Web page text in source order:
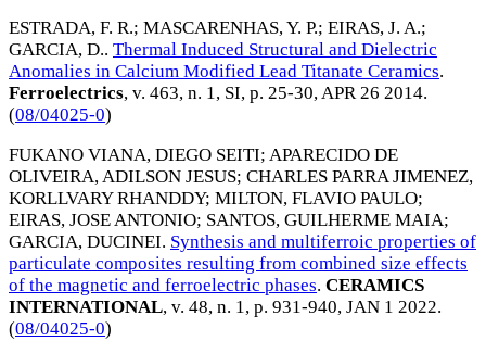
ESTRADA, F. R.; MASCARENHAS, Y. P.; EIRAS, J. A.;
GARCIA, D.. Thermal Induced Structural and Dielectric
Anomalies in Calcium Modified Lead Titanate Ceramics.
Ferroelectrics, v. 463, n. 1, SI, p. 25-30,APR 26 2014.
(08/04025-0)
FUKANO VIANA, DIEGO SEITI; APARECIDO DE
OLIVEIRA, ADILSON JESUS; CHARLES PARRA JIMENEZ,
KORLLVARY RHANDDY; MILTON, FLAVIO PAULO;
EIRAS, JOSE ANTONIO; SANTOS, GUILHERME MAIA;
GARCIA, DUCINEI. Synthesis and multiferroic properties of
particulate composites resulting from combined size effects
of the magnetic and ferroelectric phases. CERAMICS
INTERNATIONAL, v. 48, n. 1, p. 931-940, JAN 1 2022.
(08/04025-0)